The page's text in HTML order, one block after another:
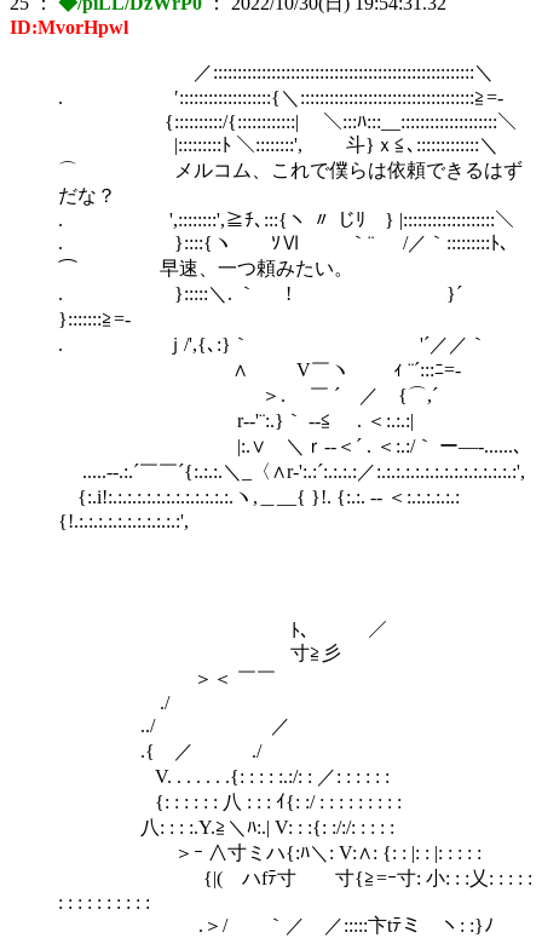
ID:MvorHpwl
／::::::::::::::::::::::::::::::::::::::::::::::::::::::＼
. ′:::::::::::::::::::{＼::::::::::::::::::::::::::::::::::::≧=‐
{::::::::::/{::::::::::::| ＼:::ﾊ:::__::::::::::::::::::::＼
|:::::::::ﾄ ＼::::::::', 斗}ｘ≦､:::::::::::::＼
⌒ メルコム、これで僕らは依頼できるはず
だな？
. ',::::::::',≧ﾁ､:::{ヽ 〃 じﾘ } |:::::::::::::::::::＼
. }::::{ヽ ゞｿⅥ ｀¨ /／｀:::::::::ﾄ､
⌒ 早速、一つ頼みたい。
. }:::::＼. ｀ ! }´
}:::::::≧=‐
. ｊ/',{､:}｀ '´／／｀
∧ V￣ヽ ｨ ¨´:::ﾆ=‐
＞. ￣ ´ ／ {⌒,´
r-‐'¨:.}｀ ‐‐≦ . ＜:.:.:|
|:.∨ ＼ｒ‐‐＜´ . ＜:.:/｀ ー―-......､
.....-‐.:.´￣￣´{:.:.:.＼_〈∧r‐':.:´:.:.:.:／:.:.:.:.:.:.:.:.:.:.:.:.:.:.:',
{:.i!:.:.:.:.:.:.:.:.:.:.:.:.:.ヽ,＿__{ }!. {:.:. -‐ ＜:.:.:.:.:.:
{!.:.:.:.:.:.:.:.:.:.:.:',
ﾄ､ ／
寸≧彡
＞＜ ￣￣
./
../ ／
.{ ／ ./
V. . . . . . .{: : : : :.:/: : ／: : : : : :
{: : : : : : 八 : : : ｲ{: :/ : : : : : : : : :
八: : : :.Y.≧＼ﾊ:.| V: : :{: :/:/: : : : :
＞ｰ ∧寸ミハ{:ﾊ＼: V:∧: {: : |: : |: : : : :
{|( ハfﾃ寸 寸{≧=ｰ寸: 小: : :乂: : : : :
: : : : : : : : : :
.＞/ ｀／ ／:::::卞tﾃミ ヽ: :}ﾉ